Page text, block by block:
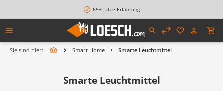
65+ Jahre Erfahrung
Sie sind hier: Smart Home Smarte Leuchtmittel
Smarte Leuchtmittel